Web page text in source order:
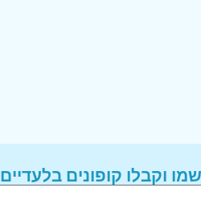
וקבלו קופונים בלעדיים